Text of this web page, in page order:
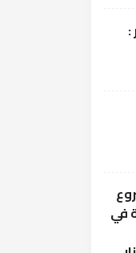
:
في